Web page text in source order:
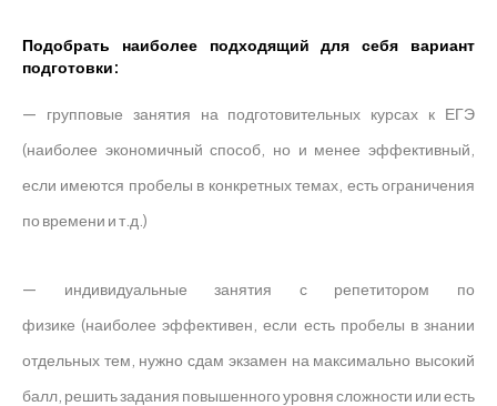
Подобрать наиболее подходящий для себя вариант
подготовки:
— групповые занятия на подготовительных курсах к ЕГЭ
(наиболее экономичный способ, но и менее эффективный,
если имеются пробелы в конкретных темах, есть ограничения
по времени и т.д.)
— индивидуальные занятия с репетитором по
физике (наиболее эффективен, если есть пробелы в знании
отдельных тем, нужно сдам экзамен на максимально высокий
балл, решить задания повышенного уровня сложности или есть